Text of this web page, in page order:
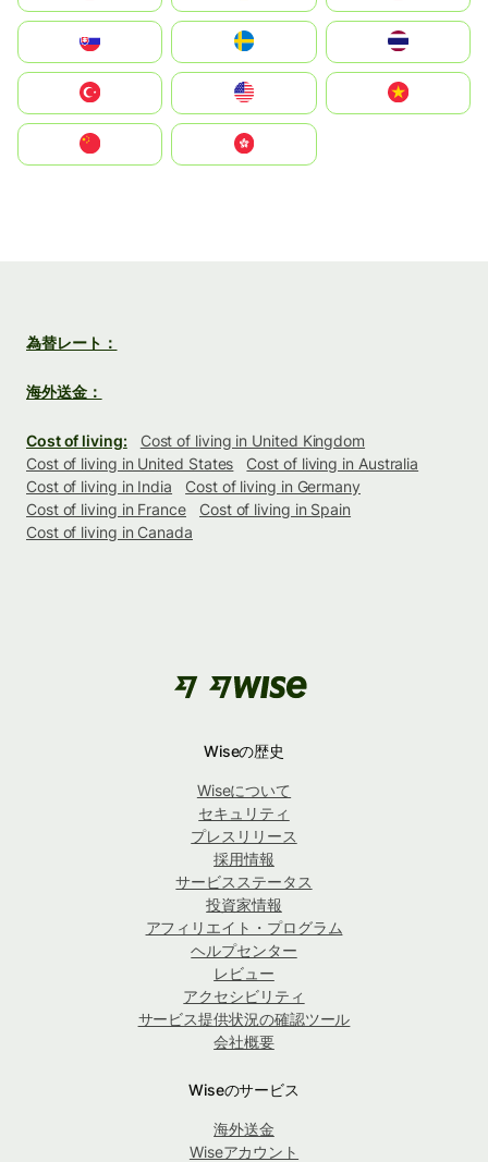
United States
中國香港特別行政區
為替レート：
海外送金：
Cost of living:
Cost of living in United Kingdom
Cost of living in United States
Cost of living in Australia
Cost of living in India
Cost of living in Germany
Cost of living in France
Cost of living in Spain
Cost of living in Canada
Wiseの歴史
Wiseについて
セキュリティ
プレスリリース
採用情報
サービスステータス
投資家情報
アフィリエイト・プログラム
ヘルプセンター
レビュー
アクセシビリティ
サービス提供状況の確認ツール
会社概要
Wiseのサービス
海外送金
Wiseアカウント